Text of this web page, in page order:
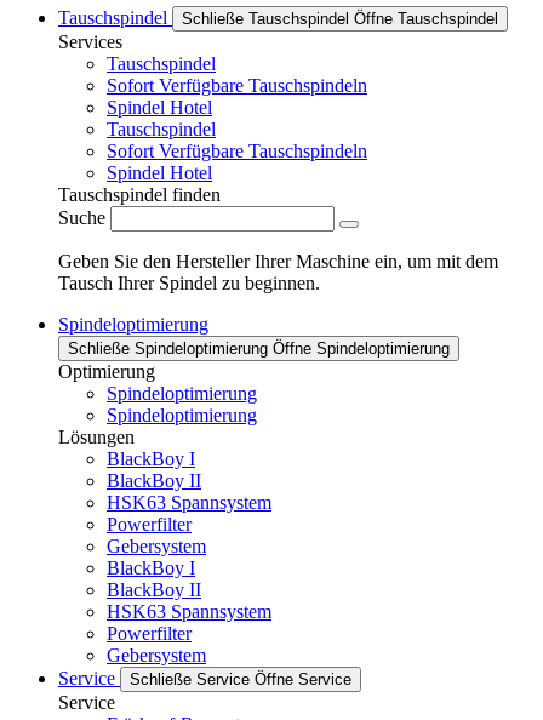
Tauschspindel Schließe Tauschspindel Öffne Tauschspindel
Services
Tauschspindel
Sofort Verfügbare Tauschspindeln
Spindel Hotel
Tauschspindel
Sofort Verfügbare Tauschspindeln
Spindel Hotel
Tauschspindel finden
Suche
Geben Sie den Hersteller Ihrer Maschine ein, um mit dem
Tausch Ihrer Spindel zu beginnen.
Spindeloptimierung
Schließe Spindeloptimierung Öffne Spindeloptimierung
Optimierung
Spindeloptimierung
Spindeloptimierung
Lösungen
BlackBoy I
BlackBoy II
HSK63 Spannsystem
Powerfilter
Gebersystem
BlackBoy I
BlackBoy II
HSK63 Spannsystem
Powerfilter
Gebersystem
Service
Schließe Service Öffne Service
Service